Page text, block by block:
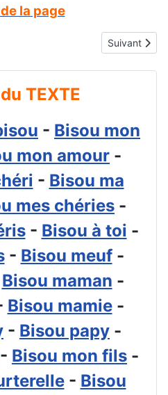
la page
gratuits : Bisou mignonne
Article
Suivant
TEXTE
- Bisou mon
mon amour -
- Bisou ma
mes chéries -
- Bisou à toi -
- Bisou meuf-
Bisou maman -
Bisou mamie-
- Bisou papy -
- Bisou mon fils -
- Bisou